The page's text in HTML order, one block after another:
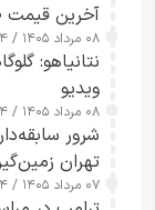
آخرین قیمت طلا،
۰۸ مرداد ۱۴۰۵ / ۱۱:۳۴
نتانیاهو:
ویدیو
۰۸ مرداد ۱۴۰۵ / ۱۰:۵۴
شرور
تهران
۰۷ مرداد ۱۴۰۵ / ۱۷:۲۴